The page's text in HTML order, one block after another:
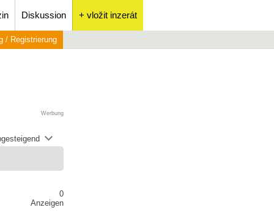
Diskussion + vložit inzerát
/ Registrierung
Werbung
0
Anzeigen